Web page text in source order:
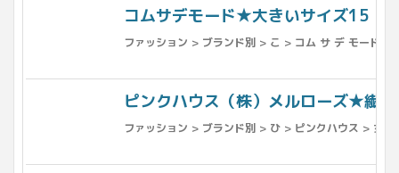
コムサデモード★大きいサイズ15 さ
ファッション > ブランド別 > こ > コム サ デ モード >
ピンクハウス（株）メルローズ★繊
ファッション > ブランド別 > ひ > ピンクハウス > 女